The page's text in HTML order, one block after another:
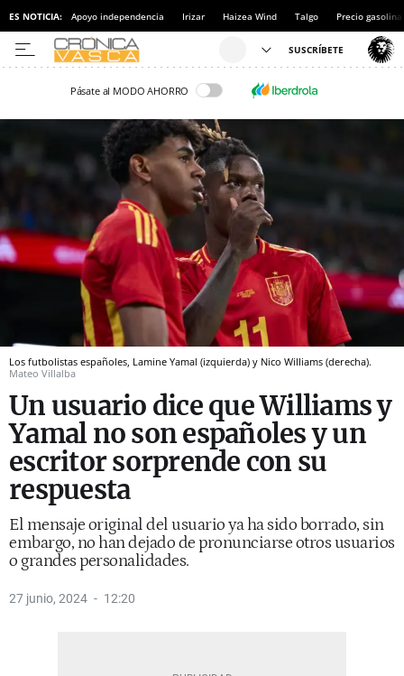
ES NOTICIA: Apoyo independencia Irizar Haizea Wind Talgo Precio gasolina
Pásate al MODO AHORRO
Los futbolistas españoles, Lamine Yamal (izquierda) y Nico Williams (derecha).
Mateo Villalba
Un usuario dice que Williams y
Yamal no son españoles y un
escritor sorprende con su
respuesta
El mensaje original del usuario ya ha sido borrado, sin
embargo, no han dejado de pronunciarse otros usuarios
o grandes personalidades.
27 junio, 2024 12:20